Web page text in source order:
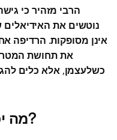
הרבי מזהיר כי
נוטשים את
אינן מסופקות. הרדיפה
את תחושת
כשלעצמן, אלא כלים
מה יכולים בני נח ללמוד מזה?